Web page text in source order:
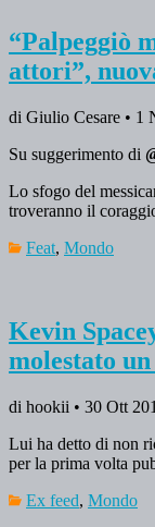
“Palpeggiò
attori”,
di Giulio Cesare • 1
Su suggerimento di
Lo sfogo del
troveranno il
Feat, Mondo
Kevin
molestato
di hookii • 30 Ott
Lui ha detto di non
per la prima volta
Ex feed, Mondo